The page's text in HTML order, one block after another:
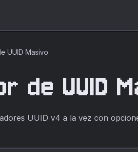
UUID Masivo
de UUID
UUID v4 a la vez con